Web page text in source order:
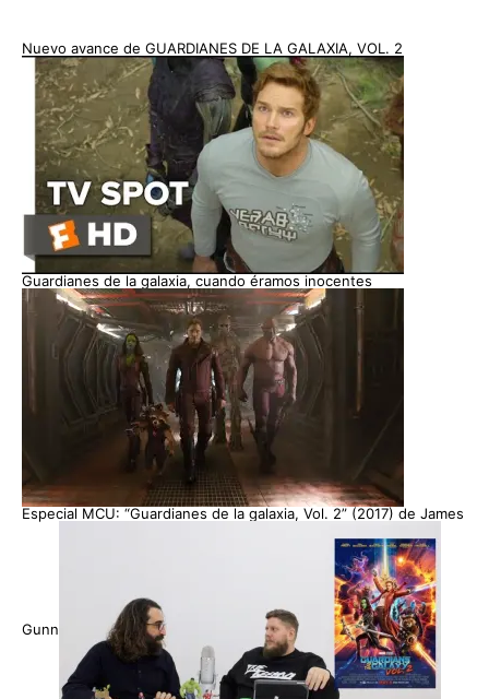
Nuevo avance de GUARDIANES DE LA GALAXIA, VOL. 2
Guardianes de la galaxia, cuando éramos inocentes
Especial MCU: “Guardianes de la galaxia, Vol. 2” (2017) de James
Gunn